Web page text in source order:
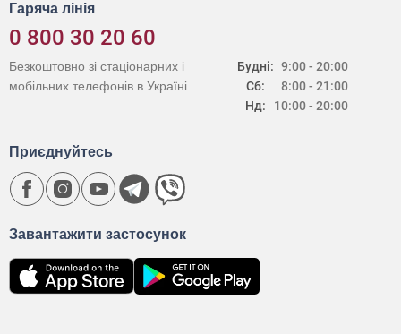
Гаряча лінія
0 800 30 20 60
Будні:
Сб:
Нд:
9:00 - 20:00
8:00 - 21:00
10:00 - 20:00
Безкоштовно зі стаціонарних і
мобільних телефонів в Україні
Завантажити застосунок
Приєднуйтесь